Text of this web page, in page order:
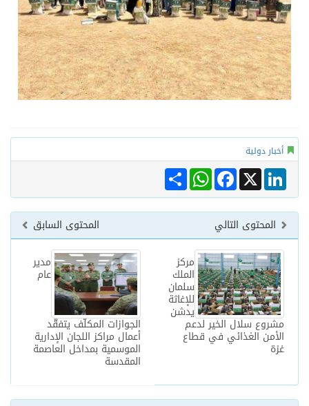
أخبار دولية
Share
WhatsAppFacebook X
LinkedIn
المحتوى السابق
المحتوى التالي
مدير
عام
الجوازات المكلّف يتفقّد
أعمال مراكز اللجان الإدارية
الموسمية بمداخل العاصمة
المقدسة
مركز
الملك
سلمان
للإغاثة
يدشن
مشروع سلال الخير لدعم
الأمن الغذائي في قطاع
غزة